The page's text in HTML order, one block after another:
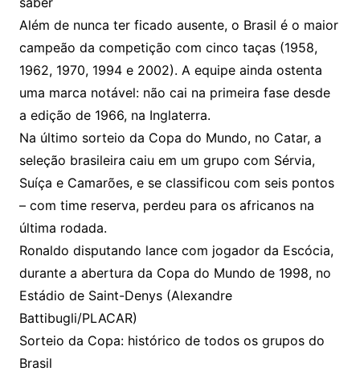
Além de nunca ter ficado ausente, o Brasil é o maior
campeão da competição com cinco taças (1958,
1962, 1970, 1994 e 2002). A equipe ainda ostenta
uma marca notável: não cai na primeira fase desde
a edição de 1966, na Inglaterra.
Na último sorteio da Copa do Mundo, no Catar, a
seleção brasileira caiu em um grupo com Sérvia,
Suíça e Camarões, e se classificou com seis pontos
– com time reserva, perdeu para os africanos na
última rodada.
Ronaldo disputando lance com jogador da Escócia,
durante a abertura da Copa do Mundo de 1998, no
Estádio de Saint-Denys (Alexandre
Battibugli/PLACAR)
Sorteio da Copa: histórico de todos os grupos do
Brasil